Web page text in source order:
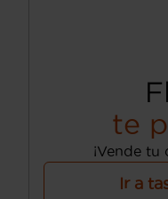
te
¡Vende tu
Ir a